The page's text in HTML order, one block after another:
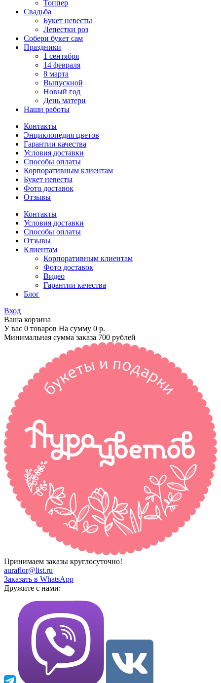
Топпер
Свадьба
Букет невесты
Лепестки роз
Собери букет сам
Праздники
1 сентября
14 февраля
8 марта
Выпускной
Новый год
День матери
Наши работы
Контакты
Энциклопедия цветов
Гарантии качества
Условия доставки
Способы оплаты
Корпоративным клиентам
Букет невесты
Фото доставок
Отзывы
Контакты
Условия доставки
Способы оплаты
Отзывы
Клиентам
Корпоративным клиентам
Фото доставок
Видео
Гарантии качества
Блог
Вход
Ваша корзина
У вас 0 товаров На сумму 0 р.
Минимальная сумма заказа 700 рублей
Принимаем заказы круглосуточно!
auraflor@list.ru
Заказать в WhatsApp
Дружите с нами: